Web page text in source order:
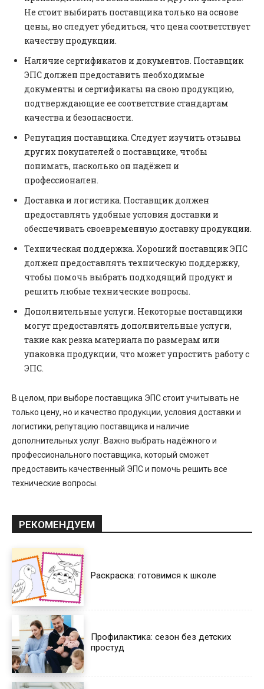
Не стоит выбирать поставщика только на основе
цены, но следует убедиться, что цена соответствует
качеству продукции.
Наличие сертификатов и документов. Поставщик
ЭПС должен предоставить необходимые
документы и сертификаты на свою продукцию,
подтверждающие ее соответствие стандартам
качества и безопасности.
Репутация поставщика. Следует изучить отзывы
других покупателей о поставщике, чтобы
понимать, насколько он надёжен и
профессионален.
Доставка и логистика. Поставщик должен
предоставлять удобные условия доставки и
обеспечивать своевременную доставку продукции.
Техническая поддержка. Хороший поставщик ЭПС
должен предоставлять техническую поддержку,
чтобы помочь выбрать подходящий продукт и
решить любые технические вопросы.
Дополнительные услуги. Некоторые поставщики
могут предоставлять дополнительные услуги,
такие как резка материала по размерам или
упаковка продукции, что может упростить работу с
ЭПС.
В целом, при выборе поставщика ЭПС стоит учитывать не
только цену, но и качество продукции, условия доставки и
логистики, репутацию поставщика и наличие
дополнительных услуг. Важно выбрать надёжного и
профессионального поставщика, который сможет
предоставить качественный ЭПС и помочь решить все
технические вопросы.
РЕКОМЕНДУЕМ
Раскраска: готовимся к школе
Профилактика: сезон без детских
простуд